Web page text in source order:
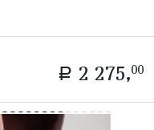
a 2 275,00